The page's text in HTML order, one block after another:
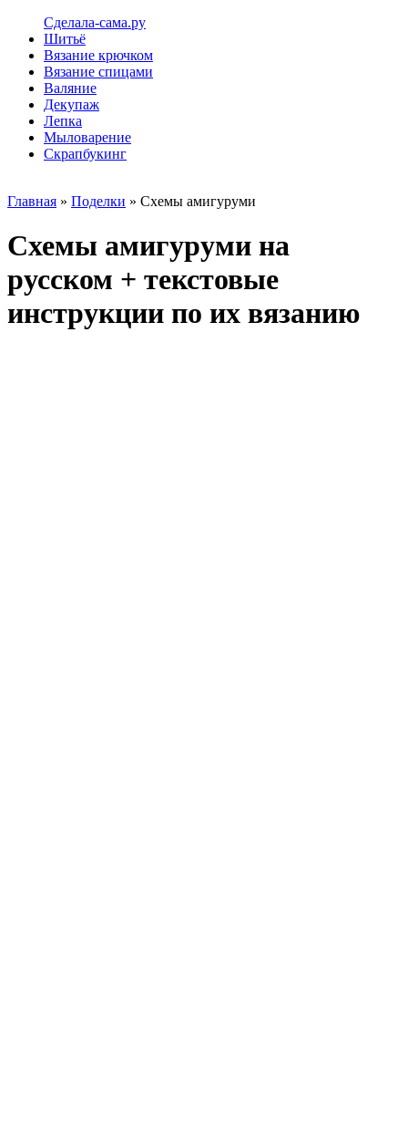
Сделала-сама.ру
Шитьё
Вязание крючком
Вязание спицами
Валяние
Декупаж
Лепка
Мыловарение
Скрапбукинг
Главная » Поделки » Схемы амигуруми
Схемы амигуруми на
русском + текстовые
инструкции по их вязанию